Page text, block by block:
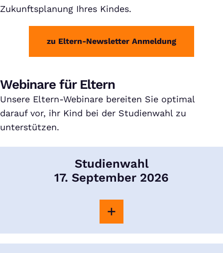
Zukunftsplanung Ihres Kindes.
zu Eltern-Newsletter Anmeldung
Webinare für Eltern
Unsere Eltern-Webinare bereiten Sie optimal
darauf vor, ihr Kind bei der Studienwahl zu
unterstützen.
Studienwahl
17. September 2026